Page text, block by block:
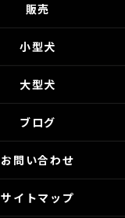
販売
小型犬
大型犬
ブログ
お問い合わせ
サイトマップ